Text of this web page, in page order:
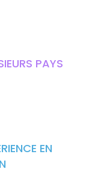
PAYS
EN